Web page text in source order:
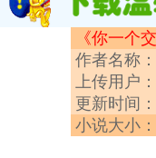
《你一个
作者名称：
上传用户：
更新时间：
小说大小：